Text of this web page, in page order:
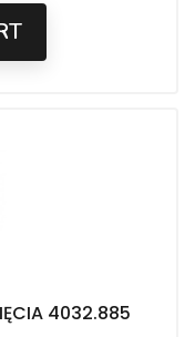
4032.885